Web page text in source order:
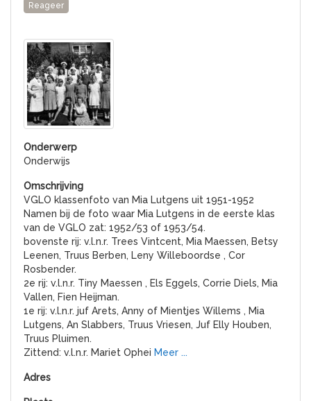
Reageer
Onderwijs
VGLO klassenfoto van Mia Lutgens uit 1951-1952
Namen bij de foto waar Mia Lutgens in de eerste klas
van de VGLO zat: 1952/53 of 1953/54.
bovenste rij: v.l.n.r. Trees Vintcent, Mia Maessen, Betsy
Leenen, Truus Berben, Leny Willeboordse , Cor
Rosbender.
2e rij: v.l.n.r. Tiny Maessen , Els Eggels, Corrie Diels, Mia
Vallen, Fien Heijman.
1e rij: v.l.n.r. juf Arets, Anny of Mientjes Willems , Mia
Lutgens, An Slabbers, Truus Vriesen, Juf Elly Houben,
Truus Pluimen.
Zittend: v.l.n.r. Mariet Ophei Meer ...